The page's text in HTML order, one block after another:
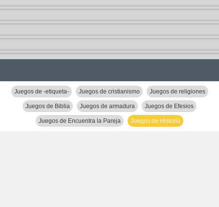
Juegos de -etiqueta- Juegos de cristianismo Juegos de religiones
Juegos de Biblia Juegos de armadura Juegos de Efesios
Juegos de Encuentra la Pareja Juegos de Historia